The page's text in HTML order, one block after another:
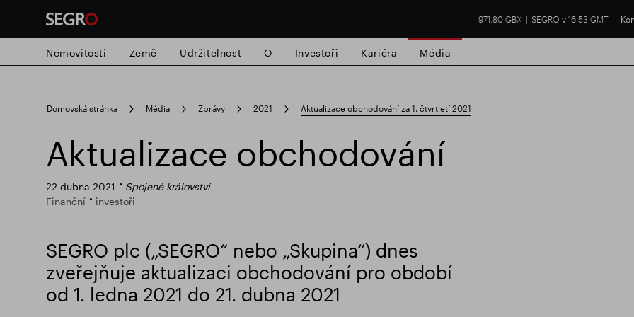
971.80 GBX SEGRO v 16:53 GMT
search
for
Populární vyhledávání
Zodpovědné SEGRO
Nemovitosti Země Udržitelnost O Investoři Kariéra Média
Domovská stránka Média Zprávy 2021 Aktualizace obchodování za 1. čtvrtletí 2021
Aktualizace obchodování
22 dubna 2021
Spojené království
Finanční
investoři
SEGRO plc („SEGRO“ nebo „Skupina“) dnes
zveřejňuje aktualizaci obchodování pro období
od 1. ledna 2021 do 21. dubna 2021